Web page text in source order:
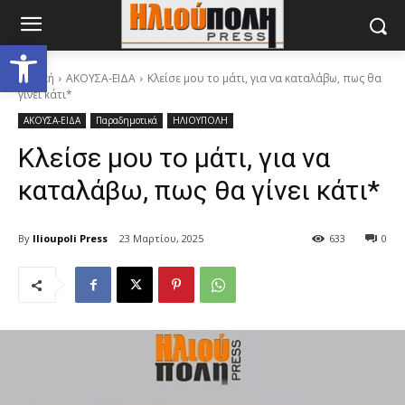
Ανοίξτε τη γραμμή εργαλείων
Αρχική ΑΚΟΥΣΑ-ΕΙΔΑ
Κλείσε μου το μάτι, για να καταλάβω, πως θα
γίνει κάτι*
ΑΚΟΥΣΑ-ΕΙΔΑ Παραδημοτικά ΗΛΙΟΥΠΟΛΗ
Κλείσε μου το μάτι, για να
καταλάβω, πως θα γίνει κάτι*
By Ilioupoli Press 23 Μαρτίου, 2025 0
633